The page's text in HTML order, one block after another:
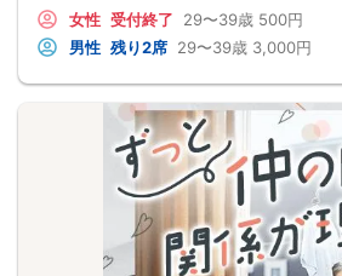
女性 受付終了 29〜39歳 500円
男性 残り2席 29〜39歳 3,000円